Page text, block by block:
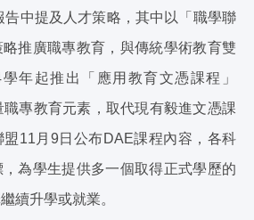
告中提及人才策略，其中以「職學聯
推廣職專教育，與傳統學術教育雙
年起推出「應用教育文憑課程」
職專教育元素，取代現有毅進文憑課
11月9日公布DAE課程內容，各科
為學生提供多一個取得正式學歷的
續升學或就業。